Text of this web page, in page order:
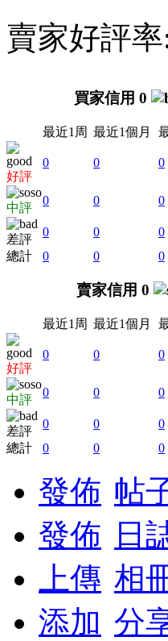
賣家好評
買家信用 0
最近1周 最近1個月
好評
0 0 0
中評
0 0 0
差評
0 0 0
總計
0 0 0
賣家信用 0
最近1周 最近1個月
好評
0 0 0
中評
0 0 0
差評
0 0 0
總計
0 0 0
發佈 帖
發佈
日
上傳 相
添加 分